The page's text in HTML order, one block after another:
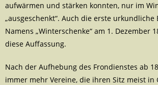
aufwärmen und stärken konnten, nur im
„ausgeschenkt“. Auch die erste urkundliche
Namens „Winterschenke“ am 1. Dezember
diese Auffassung.
Nach der Aufhebung des Frondienstes ab
immer mehr Vereine, die ihren Sitz meist in